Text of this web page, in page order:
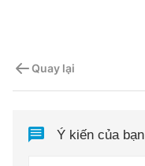
Quay lại
Ý kiến của bạn